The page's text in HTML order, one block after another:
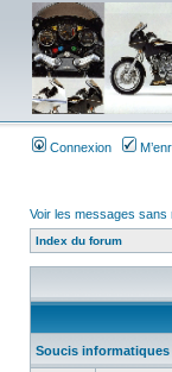
Connexion
Voir les messages sans
Index du forum
Soucis informatiques